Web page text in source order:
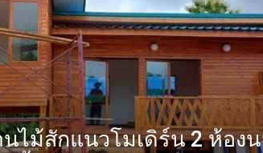
ไม้สักแนวโมเดิร์น 2 ห้อง